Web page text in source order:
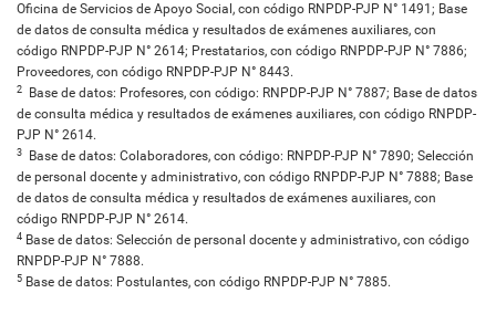
Oficina de Servicios de Apoyo Social, con código RNPDP-PJP N° 1491; Base
de datos de consulta médica y resultados de exámenes auxiliares, con
código RNPDP-PJP N° 2614; Prestatarios, con código RNPDP-PJP N° 7886;
Proveedores, con código RNPDP-PJP N° 8443.
2
Base de datos: Profesores, con código: RNPDP-PJP N° 7887; Base de datos
de consulta médica y resultados de exámenes auxiliares, con código RNPDP-
PJP N° 2614.
3
Base de datos: Colaboradores, con código: RNPDP-PJP N° 7890; Selección
de personal docente y administrativo, con código RNPDP-PJP N° 7888; Base
de datos de consulta médica y resultados de exámenes auxiliares, con
código RNPDP-PJP N° 2614.
4 Base de datos: Selección de personal docente y administrativo, con código
RNPDP-PJP N° 7888.
5 Base de datos: Postulantes, con código RNPDP-PJP N° 7885.